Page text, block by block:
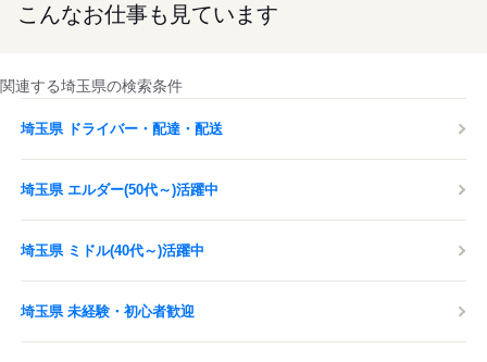
規定内金額会社負担で取得可能
・運行管理者試験の受験料、
（対象の資格を有する場合には毎月資格手当が支給）
■各種休暇あり
災害見舞金/弔慰金など様々な見舞金制度
こんなお仕事も見ています
関連する埼玉県の検索条件
埼玉県 ドライバー・配達・配送
埼玉県 エルダー(50代～)活躍中
埼玉県 ミドル(40代～)活躍中
埼玉県 未経験・初心者歓迎